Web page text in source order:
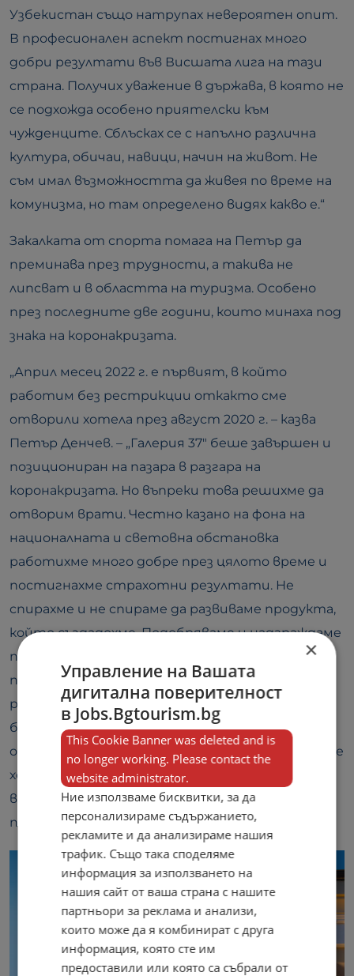
Узбекистан също натрупах невероятен опит.
В професионален аспект постигнах много
добри резултати във Висшата лига на тази
страна. Получих уважение в държава, в която не
се подхожда особено приятелски към
чужденците. Сблъсках се с напълно различна
култура, обичаи, навици, начин на живот. Не
съм имал възможността да живея по време на
комунизма, но там определено видях какво е.“
Закалката от спорта помага на Петър да
преминава през трудности, а такива не
липсват и в областта на туризма. Особено
през последните две години, които минаха под
знака на коронакризата.
„Април месец 2022 г. е първият, в който
работим без рестрикции откакто сме
отворили хотела през август 2020 г. – казва
Петър Денчев. – „Галерия 37″ беше завършен и
позициониран на пазара в разгара на
коронакризата. Но въпреки това решихме да
отворим врати. Честно казано на фона на
националната и световна обстановка
работихме много добре през цялото време и
постигнахме страхотни резултати. Не
спирахме и не спираме да развиваме продукта,
който създадохме. Подобряваме и надграждаме
постоянно. Малкият обем на сградата и
персонала бяха с ключова роля за добрите
резултати. Възхитен и обнадежден съм за
бъдещето на България, макар и в тази
обстановка да звучи почти налудничаво. Имаме
хора със страхотен капацитет, култура и
възпитание. Просто трябва да ги ценим и
пазим.“
×
Управление на Вашата
дигитална поверителност
в Jobs.Bgtourism.bg
This Cookie Banner was deleted and is
no longer working. Please contact the
website administrator.
Ние използваме бисквитки, за да
персонализираме съдържанието,
рекламите и да анализираме нашия
трафик. Също така споделяме
информация за използването на
нашия сайт от ваша страна с нашите
партньори за реклама и анализи,
които може да я комбинират с друга
информация, която сте им
предоставили или която са събрали от